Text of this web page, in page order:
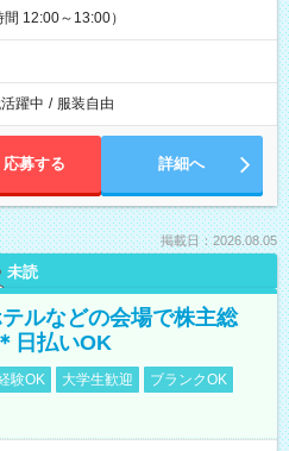
12:00～13:00）
躍中 / 服装自由
応募する 詳細へ
掲載日：2026.08.05
未読
ルなどの会場で株主総
日払いOK
験OK 大学生歓迎
ブランクOK